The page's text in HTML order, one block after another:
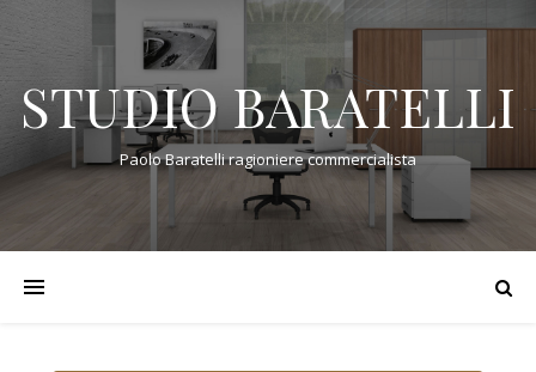
STUDIO BARATELLI
Paolo Baratelli ragioniere commercialista